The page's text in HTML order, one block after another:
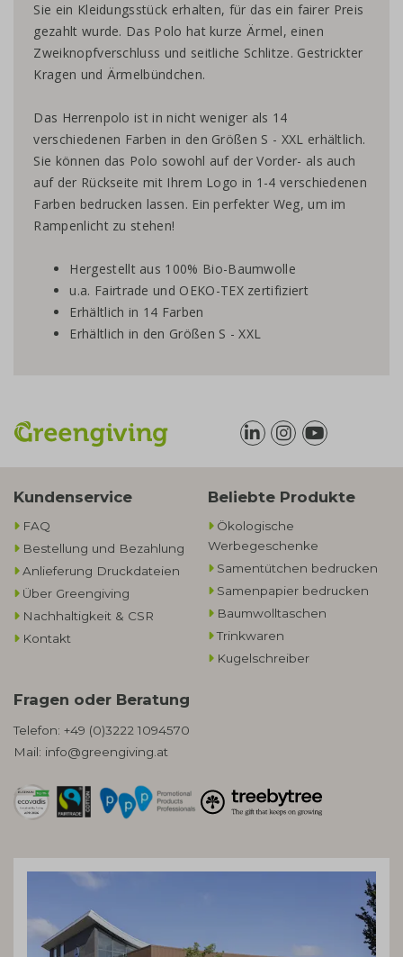
Sie ein Kleidungsstück erhalten, für das ein fairer Preis
gezahlt wurde. Das Polo hat kurze Ärmel, einen
Zweiknopfverschluss und seitliche Schlitze. Gestrickter
Kragen und Ärmelbündchen.
Das Herrenpolo ist in nicht weniger als 14
verschiedenen Farben in den Größen S - XXL erhältlich.
Sie können das Polo sowohl auf der Vorder- als auch
auf der Rückseite mit Ihrem Logo in 1-4 verschiedenen
Farben bedrucken lassen. Ein perfekter Weg, um im
Rampenlicht zu stehen!
Hergestellt aus 100% Bio-Baumwolle
u.a. Fairtrade und OEKO-TEX zertifiziert
Erhältlich in 14 Farben
Erhältlich in den Größen S - XXL
Kundenservice
FAQ
Bestellung und Bezahlung
Anlieferung Druckdateien
Über Greengiving
Nachhaltigkeit & CSR
Kontakt
Beliebte Produkte
Ökologische
Werbegeschenke​
Samentütchen bedrucken
Samenpapier bedrucken
Baumwolltaschen​
Trinkwaren
Kugelschreiber
Fragen oder Beratung
Telefon: +49 (0)3222 1094570
Mail: info@greengiving.at